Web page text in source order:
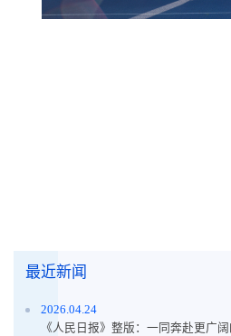
最近新闻
2026.04.24
《人民日报》整版：一同奔赴更广